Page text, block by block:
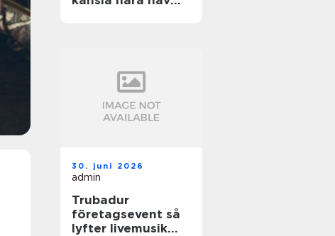
30. juni 2026
admin
Trubadur
företagsevent så
lyfter livemusik